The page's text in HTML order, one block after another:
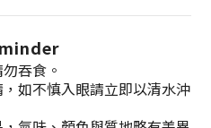
吞食。
如不慎入眼請立即以清水沖